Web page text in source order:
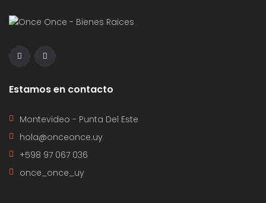
Estamos en contacto
Montevideo - Punta Del Este
hola@onceonce.uy
+598 97 067 036
once_once_uy